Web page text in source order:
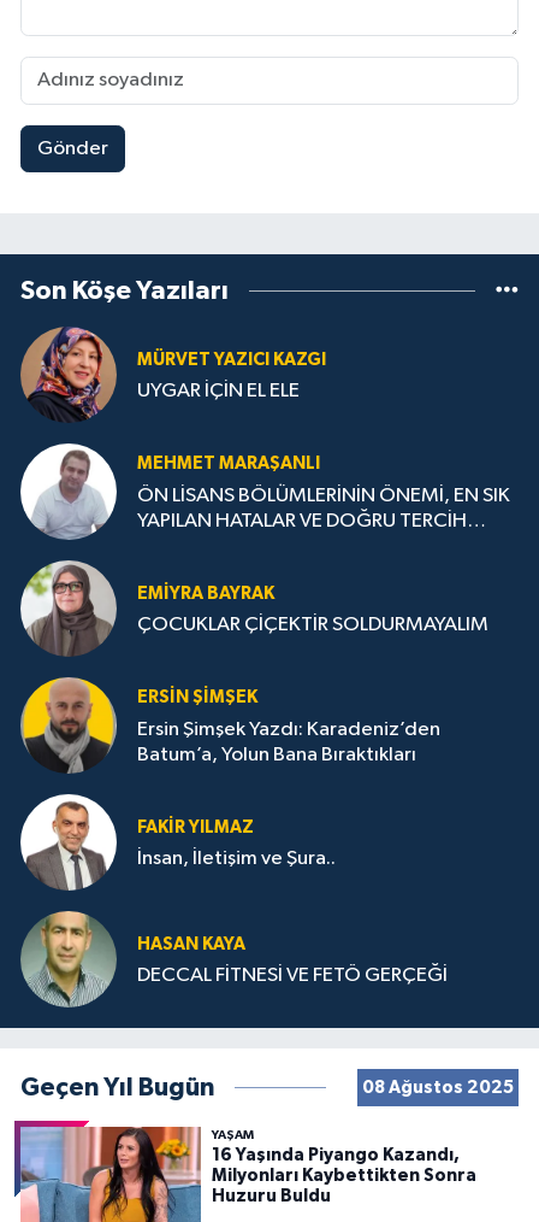
Gönder
Son Köşe Yazıları
MÜRVET YAZICI KAZGI
UYGAR İÇİN EL ELE
MEHMET MARAŞANLI
ÖN LİSANS BÖLÜMLERİNİN ÖNEMİ, EN SIK
YAPILAN HATALAR VE DOĞRU TERCİH
EMIYRA BAYRAK
ÇOCUKLAR ÇİÇEKTİR SOLDURMAYALIM
ERSIN ŞIMŞEK
Ersin Şimşek Yazdı: Karadeniz’den
Batum’a, Yolun Bana Bıraktıkları
FAKIR YILMAZ
İnsan, İletişim ve Şura..
HASAN KAYA
DECCAL FİTNESİ VE FETÖ GERÇEĞİ
Geçen Yıl Bugün 08 Ağustos 2025
YAŞAM
16 Yaşında Piyango Kazandı,
Milyonları Kaybettikten Sonra
Huzuru Buldu